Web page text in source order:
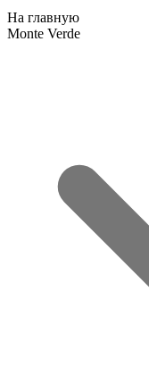
На главную
Monte Verde